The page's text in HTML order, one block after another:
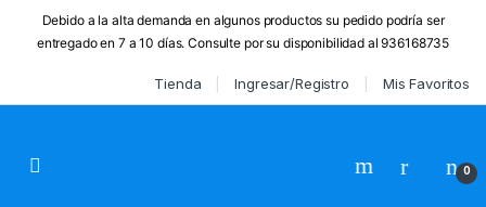
Debido a la alta demanda en algunos productos su pedido podría ser
entregado en 7 a 10 días. Consulte por su disponibilidad al 936168735
Tienda Ingresar/Registro Mis Favoritos
0